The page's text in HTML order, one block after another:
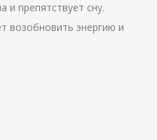
и препятствует сну.
возобновить энергию и